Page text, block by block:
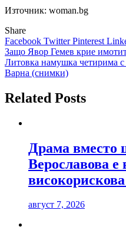
Източник: woman.bg
Share
Facebook TwitterPinterest
Навигация
Защо Явор Гемев крие
Литовка намушка четирима
Варна (снимки)
Related Posts
Драма вместо
Верославова е
август 7, 2026